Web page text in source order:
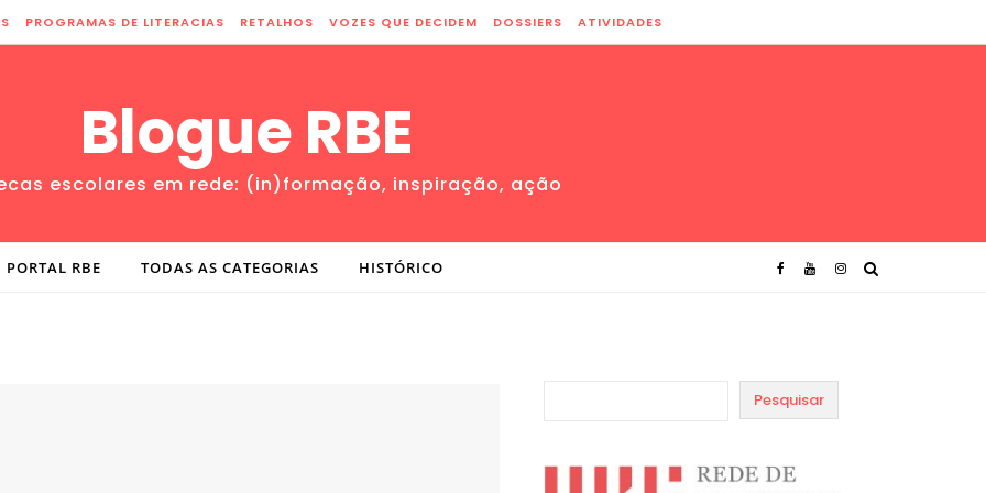
PROGRAMAS DE LITERACIAS RETALHOS VOZES QUE DECIDEM DOSSIERS ATIVIDADES
Blogue RBE
escolares em rede: (in)formação, inspiração, ação
PORTAL RBE TODAS AS CATEGORIAS HISTÓRICO
Pesquisar